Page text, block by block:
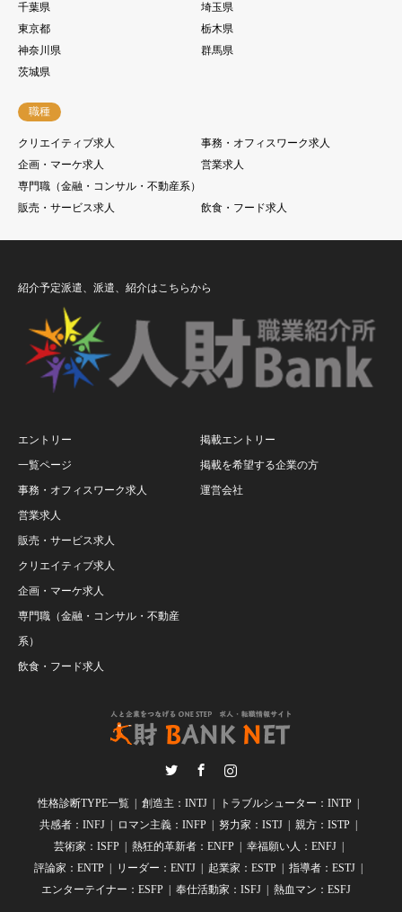
千葉県
埼玉県
東京都
栃木県
神奈川県
群馬県
茨城県
職種
クリエイティブ求人
事務・オフィスワーク求人
企画・マーケ求人
営業求人
専門職（金融・コンサル・不動産系）
販売・サービス求人
飲食・フード求人
紹介予定派遣、派遣、紹介はこちらから
エントリー
一覧ページ
事務・オフィスワーク求人
営業求人
販売・サービス求人
クリエイティブ求人
企画・マーケ求人
専門職（金融・コンサル・不動産
系）
飲食・フード求人
掲載エントリー
掲載を希望する企業の方
運営会社
性格診断TYPE一覧 創造主：INTJ
トラブルシューター：INTP
共感者：INFJ
ロマン主義：INFP 努力家：ISTJ
親方：ISTP
芸術家：ISFP
熱狂的革新者：ENFP
幸福願い人：ENFJ
評論家：ENTP
リーダー：ENTJ 起業家：ESTP
指導者：ESTJ
エンターテイナー：ESFP
奉仕活動家：ISFJ 熱血マン：ESFJ